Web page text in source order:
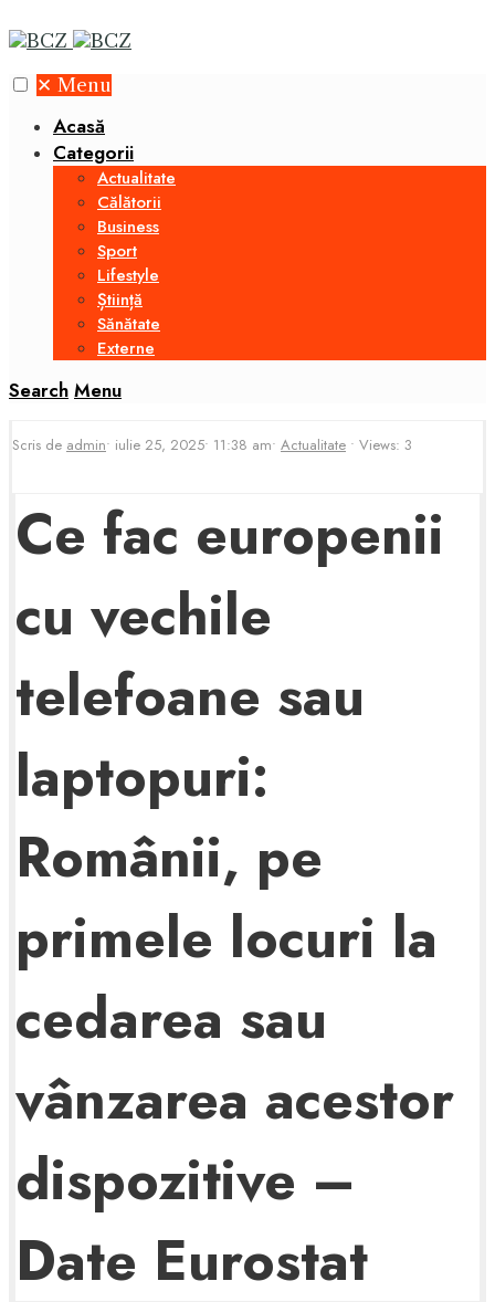
✕ Menu
Acasă
Categorii
Actualitate
Călătorii
Business
Sport
Lifestyle
Știință
Sănătate
Externe
Search Menu
Scris de admin• iulie 25, 2025• 11:38 am• Actualitate • Views: 3
Ce fac europenii
cu vechile
telefoane sau
laptopuri:
Românii, pe
primele locuri la
cedarea sau
vânzarea acestor
dispozitive –
Date Eurostat